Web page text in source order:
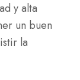
y alta
un buen
la